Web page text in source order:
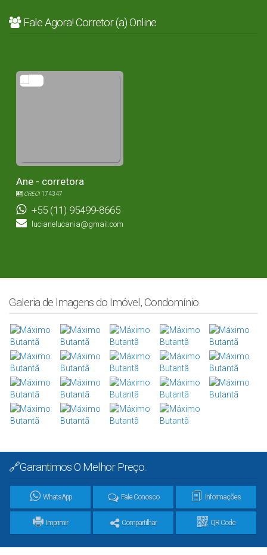
Fale Agora! Corretor (a) Online
Ane - corretora
CRECI174347
+55 (11) 95499-8665
lucianelucania@gmail.com
Galeria de Imagens do Imóvel, Condomínio
🔗Garantimos O Melhor Preço.
WhatsApp Fale Conosco Informações
Imprimir Compartilhar QR Code